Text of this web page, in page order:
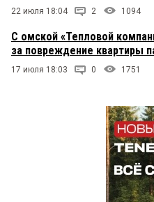
22 июля 18:04 2 1094
С омской «Тепловой
за повреждение квартиры
17 июля 18:03 0 1751